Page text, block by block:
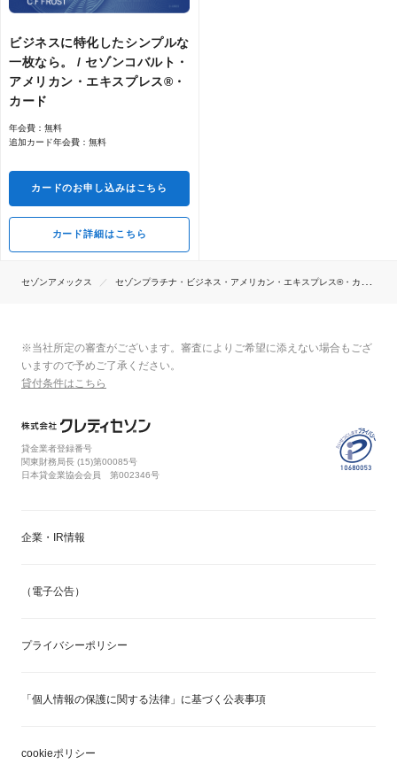
ハイヤー送迎サービスご優待
スーツケースなど、かさばる荷物を
預かり
宿泊に関するサービス
ミシュランお墨付き世界のホテルを
ビジネスに特化したシンプルな
一枚なら。 / セゾンコバルト・
アメリカン・エキスプレス®・
カード
年会費：無料
追加カード年会費：無料
カードのお申し込みはこちら
カード詳細はこちら
セゾンアメックス セゾンプラチナ・ビジネス・アメリカン・エキスプレス®・カード
※当社所定の審査がございます。審査によりご希望に添えない場合もござ
いますので予めご了承ください。
貸付条件はこちら
貸金業者登録番号
関東財務局長 (15)第00085号
日本貸金業協会会員 第002346号
企業・IR情報
（電子公告）
プライバシーポリシー
「個人情報の保護に関する法律」に基づく公表事項
cookieポリシー